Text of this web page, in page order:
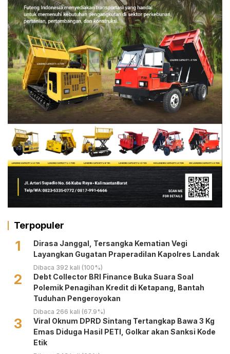
Terpopuler
1
Dirasa Janggal, Tersangka Kematian Vegi
Layangkan Gugatan Praperadilan Kapolres Landak
Dibaca 392 kali (100%)
2
Debt Collector BRI Finance Buka Suara Soal
Polemik Penagihan Kredit di Ketapang, Bantah
Tuduhan Pengeroyokan
Dibaca 266 kali (67.9%)
3
Viral Oknum DPRD Sintang Tertangkap Bawa 3 Kg
Emas Diduga Hasil PETI, Golkar akan Sanksi Kode
Etik